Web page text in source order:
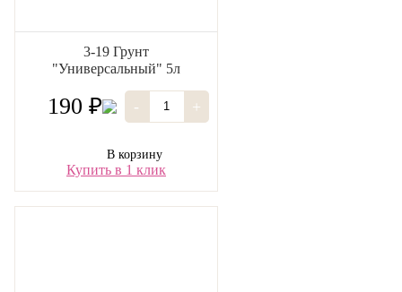
3-19 Грунт
"Универсальный" 5л
190 ₽ - +
В корзину
Купить в 1 клик